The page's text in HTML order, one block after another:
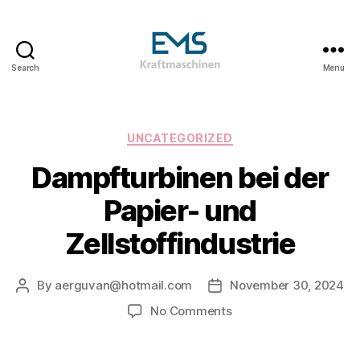
Search
&
Anlagen
&
Holzvergasungsanlagen
Menu
Categories
UNCATEGORIZED
Dampfturbinen bei der
Papier- und
Zellstoffindustrie
Post
By aerguvan@hotmail.com
Post
date
November 30, 2024
No Commentson